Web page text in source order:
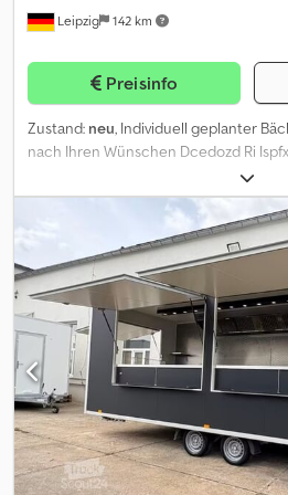
wir Ihnen ein individuelles Angebot
LEASING SIND MÖGLICH.
Leipzig 142 km
Preisinfo
Zustand: neu, Individuell geplanter
nach Ihren Wünschen Dcedozd Ri
mit KI erstellt und dient als Inspiration
Ausbau. Wir bieten Ihnen die
Verkaufsanhänger ganz nach Ihren
planen und anfertigen zu lassen.
können flexibel angepasst werden.
Maschinen und Geräte sind frei
Geschäftskonzept abgestimmt werden.
Backwarenverkauf, Café Konzept oder
Spezialitäten, wir realisieren Ihren
Sie haben eine Idee, wir setzen sie um.
Geschäft, wir unterstützen Sie dabei.
zur konkreten Ausstattungsplanung
Seite. Mögliche individuelle
verschiedenen Längen und Breiten